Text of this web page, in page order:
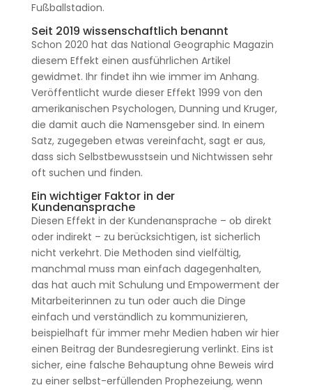
Fußballstadion.
Seit 2019 wissenschaftlich benannt
Schon 2020 hat das National Geographic Magazin
diesem Effekt einen ausführlichen Artikel
gewidmet. Ihr findet ihn wie immer im Anhang.
Veröffentlicht wurde dieser Effekt 1999 von den
amerikanischen Psychologen, Dunning und Kruger,
die damit auch die Namensgeber sind. In einem
Satz, zugegeben etwas vereinfacht, sagt er aus,
dass sich Selbstbewusstsein und Nichtwissen sehr
oft suchen und finden.
Ein wichtiger Faktor in der
Kundenansprache
Diesen Effekt in der Kundenansprache – ob direkt
oder indirekt – zu berücksichtigen, ist sicherlich
nicht verkehrt. Die Methoden sind vielfältig,
manchmal muss man einfach dagegenhalten,
das hat auch mit Schulung und Empowerment der
Mitarbeiterinnen zu tun oder auch die Dinge
einfach und verständlich zu kommunizieren,
beispielhaft für immer mehr Medien haben wir hier
einen Beitrag der Bundesregierung verlinkt. Eins ist
sicher, eine falsche Behauptung ohne Beweis wird
zu einer selbst-erfüllenden Prophezeiung, wenn